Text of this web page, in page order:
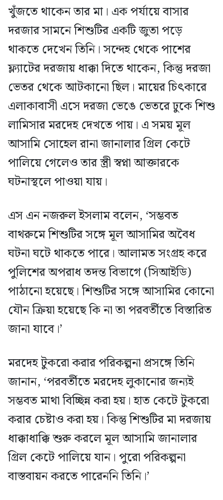
খুঁজতে থাকেন তার মা। এক পর্যায়ে বাসার
দরজার সামনে শিশুটির একটি জুতা পড়ে
থাকতে দেখেন তিনি। সন্দেহ থেকে পাশের
ফ্ল্যাটের দরজায় ধাক্কা দিতে থাকেন, কিন্তু দরজা
ভেতর থেকে আটকানো ছিল। মায়ের চিৎকারে
এলাকাবাসী এসে দরজা ভেঙে ভেতরে ঢুকে শিশু
লামিসার মরদেহ দেখতে পায়। এ সময় মূল
আসামি সোহেল রানা জানালার গ্রিল কেটে
পালিয়ে গেলেও তার স্ত্রী স্বপ্না আক্তারকে
ঘটনাস্থলে পাওয়া যায়।
এস এন নজরুল ইসলাম বলেন, ‘সম্ভবত
বাথরুমে শিশুটির সঙ্গে মূল আসামির অবৈধ
ঘটনা ঘটে থাকতে পারে। আলামত সংগ্রহ করে
পুলিশের অপরাধ তদন্ত বিভাগে (সিআইডি)
পাঠানো হয়েছে। শিশুটির সঙ্গে আসামির কোনো
যৌন ক্রিয়া হয়েছে কি না তা পরবর্তীতে বিস্তারিত
জানা যাবে।’
মরদেহ টুকরো করার পরিকল্পনা প্রসঙ্গে তিনি
জানান, ‘পরবর্তীতে মরদেহ লুকানোর জন্যই
সম্ভবত মাথা বিচ্ছিন্ন করা হয়। হাত কেটে টুকরো
করার চেষ্টাও করা হয়। কিন্তু শিশুটির মা দরজায়
ধাক্কাধাক্কি শুরু করলে মূল আসামি জানালার
গ্রিল কেটে পালিয়ে যান। পুরো পরিকল্পনা
বাস্তবায়ন করতে পারেননি তিনি।’